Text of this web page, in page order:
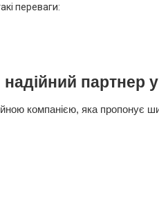
переваги:
партнер
компанією, яка пропонує